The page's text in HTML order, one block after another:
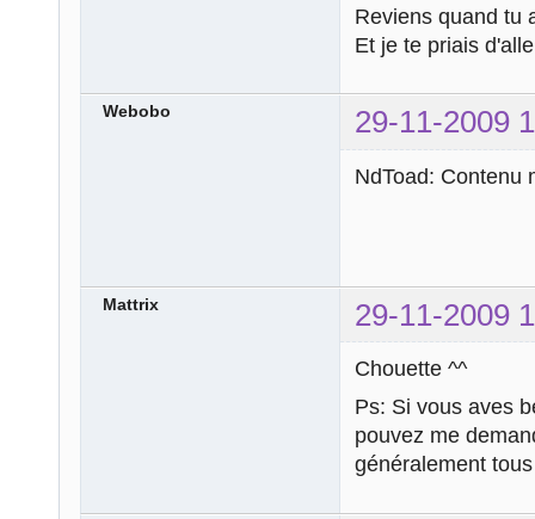
Reviens quand tu
Et je te priais
Webobo 29-11-2009
NdToad: Contenu
Mattrix 29-11-2009
Chouette ^^
Ps: Si vous aves
pouvez me
généralement